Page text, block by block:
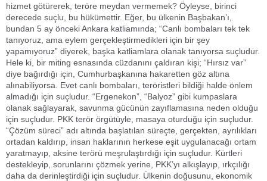
hizmet götürerek, teröre meydan vermemek? Öyleyse, birinci
derecede suçlu, bu hükümettir. Eğer, bu ülkenin Başbakan’ı,
bundan 5 ay önceki Ankara katliamında; “Canlı bombaları tek tek
tanıyoruz, ama eylem gerçekleştirmedikleri için bir şey
yapamıyoruz” diyerek, başka katliamlara olanak tanıyorsa suçludur.
Hele ki, bir miting esnasında cüzdanını çaldıran kişi; “Hırsız var”
diye bağırdığı için, Cumhurbaşkanına hakaretten göz altına
alınabiliyorsa. Evet canlı bombaları, teröristleri bildiği halde önlem
almadığı için suçludur. “Ergenekon”, “Balyoz” gibi kumpaslara
olanak sağlayarak, savunma gücünün zayıflamasına neden olduğu
için suçludur. PKK terör örgütüyle, masaya oturduğu için suçludur.
“Çözüm süreci” adı altında başlatılan süreçte, gerçekten, ayrılıkları
ortadan kaldırıp, insan haklarının herkese eşit uygulanacağı ortam
yaratmayıp, aksine terörü meşrulaştırdığı için suçludur. Kürtleri
destekleyip, sorunlarını çözmek yerine, PKK’yı alkışlayıp, ırkçılığı
daha da derinleştirdiği için suçludur. Ülkenin doğusunu, ekonomik